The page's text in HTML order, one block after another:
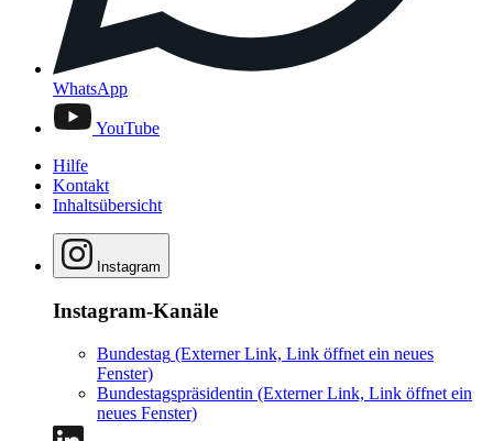
WhatsApp
YouTube
Hilfe
Kontakt
Inhaltsübersicht
Instagram
Instagram-Kanäle
Bundestag (Externer Link, Link öffnet ein neues
Fenster)
Bundestagspräsidentin (Externer Link, Link öffnet ein
neues Fenster)